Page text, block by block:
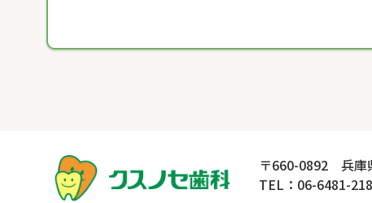
〒660-0892 兵庫
TEL：06-6481-